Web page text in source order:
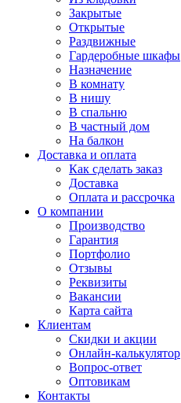
Закрытые
Открытые
Раздвижные
Гардеробные шкафы
Назначение
В комнату
В нишу
В спальню
В частный дом
На балкон
Доставка и оплата
Как сделать заказ
Доставка
Оплата и рассрочка
О компании
Производство
Гарантия
Портфолио
Отзывы
Реквизиты
Вакансии
Карта сайта
Клиентам
Скидки и акции
Онлайн-калькулятор
Вопрос-ответ
Оптовикам
Контакты